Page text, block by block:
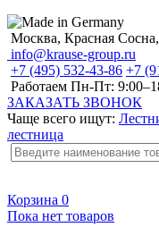
Москва, Красная
info@krause-group.ru
+7 (495) 532-43-86 +7
Работаем Пн-Пт:
ЗАКАЗАТЬ ЗВОНОК
Чаще всего ищут:
лестница
Корзина 0
Пока нет товаров